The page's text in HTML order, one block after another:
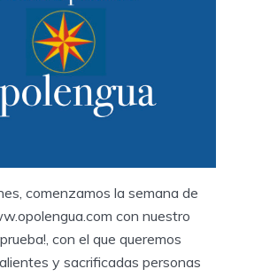
comenzamos la semana de
con nuestro
con el que queremos
y sacrificadas personas